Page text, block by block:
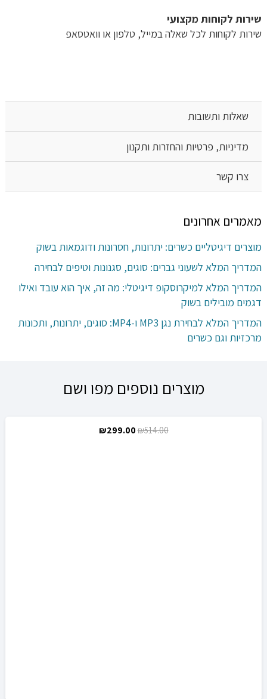
שירות לקוחות מקצועי
שירות לקוחות לכל שאלה במייל, טלפון או וואטסאפ
שאלות ותשובות
מדיניות, פרטיות והחזרות ותקנון
צרו קשר
מאמרים אחרונים
מוצרים דיגיטליים כשרים: יתרונות, חסרונות ודוגמאות בשוק
המדריך המלא לשעוני גברים: סוגים, סגנונות וטיפים לבחירה
המדריך המלא למיקרוסקופ דיגיטלי: מה זה, איך הוא עובד ואילו
דגמים מובילים בשוק
המדריך המלא לבחירת נגן MP3 ו-MP4: סוגים, יתרונות, ותכונות
מרכזיות וגם כשרים
מוצרים נוספים מפו ושם
₪514.00
המחיר ₪299.00
המחיר